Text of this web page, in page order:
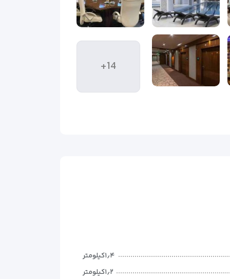
این شهر نه‌تنها راحتی سفر را تضمین می‌کند، بلکه
است؛ اقامتگاهی سه ستاره با خدماتی فراتر از انتظار و
فراهم می‌کند. اگر به دنبال هتلی هستید که
جهان مشهدمی‌تواند یکی از بهترین گزینه‌ها برای شما
+14
۱٫۴کیلومتر
۱٫۲کیلومتر